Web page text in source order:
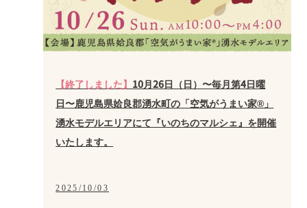
【終了しました】 10月26日（日）〜毎月第4日曜
日〜鹿児島県姶良郡湧水町の「空気がうまい家®」
湧水モデルエリアにて『いのちのマルシェ』を開催
いたします。
2025/10/03